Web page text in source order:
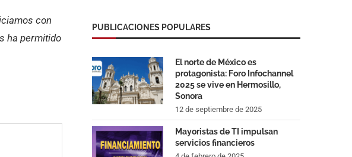
con
ha permitido
PUBLICACIONES POPULARES
El norte de México es
protagonista: Foro Infochannel
2025 se vive en Hermosillo,
Sonora
12 de septiembre de 2025
Mayoristas de TI impulsan
servicios financieros